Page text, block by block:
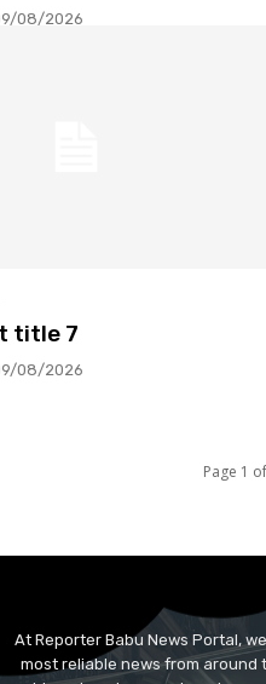
08/2026
title 7
08/2026
Page 1
At Reporter Babu News Portal,
most reliable news from around